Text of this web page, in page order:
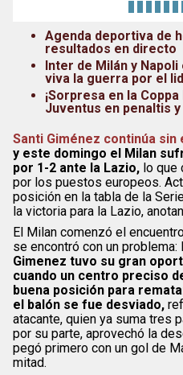
Agenda deportiva de
resultados en directo
Inter de Milán y
viva la guerra por el
¡Sorpresa en la
Juventus en penaltis
Santi Giménez continúa
y este domingo el Milan
por 1-2 ante la Lazio, lo que
por los puestos europeos.
posición en la tabla de la
la victoria para la Lazio,
El Milan comenzó el
se encontró con un
Gimenez tuvo su gran
cuando un centro preciso
buena posición para
el balón se fue desviado,
atacante, quien ya suma tres
por su parte, aprovechó la
pegó primero con un gol de
mitad.